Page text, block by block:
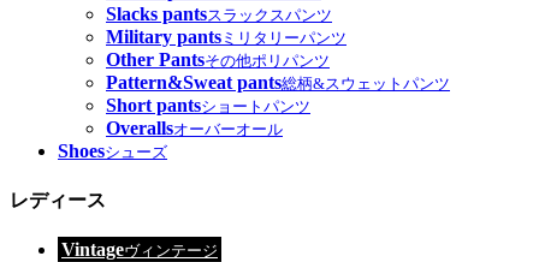
Slacks pantsスラックスパンツ
Military pants ミリタリーパンツ
Other Pantsその他ポリパンツ
Pattern&Sweat pants総柄&スウェットパンツ
Short pantsショートパンツ
Overallsオーバーオール
Shoesシューズ
レディース
Vintageヴィンテージ